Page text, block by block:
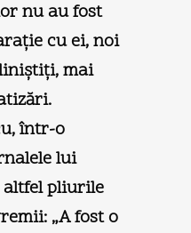
nu au fost
cu ei, noi
mai
într-o
lui
altfel pliurile
„A fost o